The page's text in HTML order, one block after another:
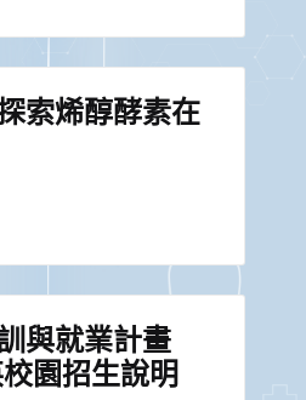
索烯醇酵素在
與就業計畫
園招生說明